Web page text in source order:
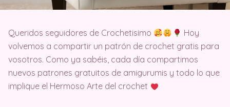
Queridos seguidores de Crochetisimo
Hoy
volvemos a compartir un patrón de crochet gratis para
vosotros. Como ya sabéis, cada día compartimos
nuevos patrones gratuitos de amigurumis y todo lo que
implique el Hermoso Arte del crochet